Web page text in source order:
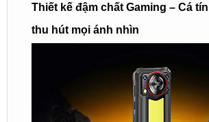
Thiết kế đậm chất Gaming – Cá
thu hút mọi ánh nhìn